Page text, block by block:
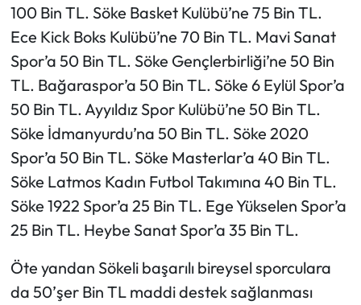
100 Bin TL. Söke Basket Kulübü’ne 75 Bin TL.
Ece Kick Boks Kulübü’ne 70 Bin TL. Mavi Sanat
Spor’a 50 Bin TL. Söke Gençlerbirliği’ne 50 Bin
TL. Bağaraspor’a 50 Bin TL. Söke 6 Eylül Spor’a
50 Bin TL. Ayyıldız Spor Kulübü’ne 50 Bin TL.
Söke İdmanyurdu’na 50 Bin TL. Söke 2020
Spor’a 50 Bin TL. Söke Masterlar’a 40 Bin TL.
Söke Latmos Kadın Futbol Takımına 40 Bin TL.
Söke 1922 Spor’a 25 Bin TL. Ege Yükselen Spor’a
25 Bin TL. Heybe Sanat Spor’a 35 Bin TL.
Öte yandan Sökeli başarılı bireysel sporculara
da 50’şer Bin TL maddi destek sağlanması